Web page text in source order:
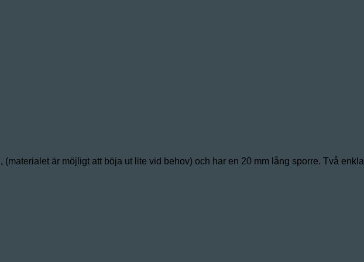
är möjligt att böja ut lite vid behov) och har en 20 mm lång sporre. Två